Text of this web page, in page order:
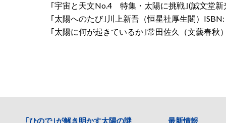
｢宇宙と天文No.4 特集・太陽に挑戦｣(誠文堂
｢太陽へのたび｣川上新吾（恒星社厚生閣）
｢太陽に何が起きているか｣常田佐久（文藝春秋
｢ひので｣が解き明かす太陽の謎 最新情報